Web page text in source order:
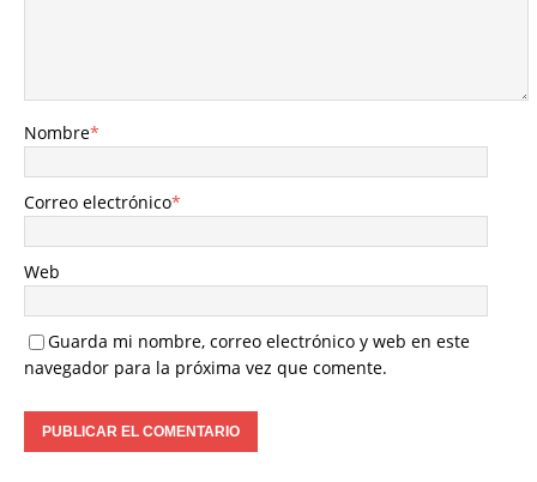
Nombre*
Correo electrónico*
Web
Guarda mi nombre, correo electrónico y web en este
navegador para la próxima vez que comente.